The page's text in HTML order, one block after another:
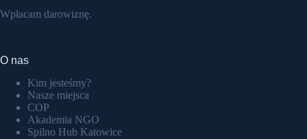
Wpłacam darowiznę.
O nas
Kim jesteśmy?
Nasze miejsca
COP
Akademia NGO
Spilno Hub Katowice